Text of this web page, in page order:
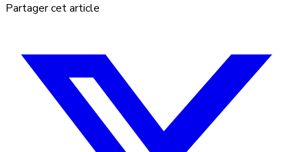
Partager cet article